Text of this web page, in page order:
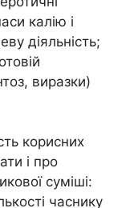
калію і
діяльність;
виразки)
корисних
і про
суміші:
часнику